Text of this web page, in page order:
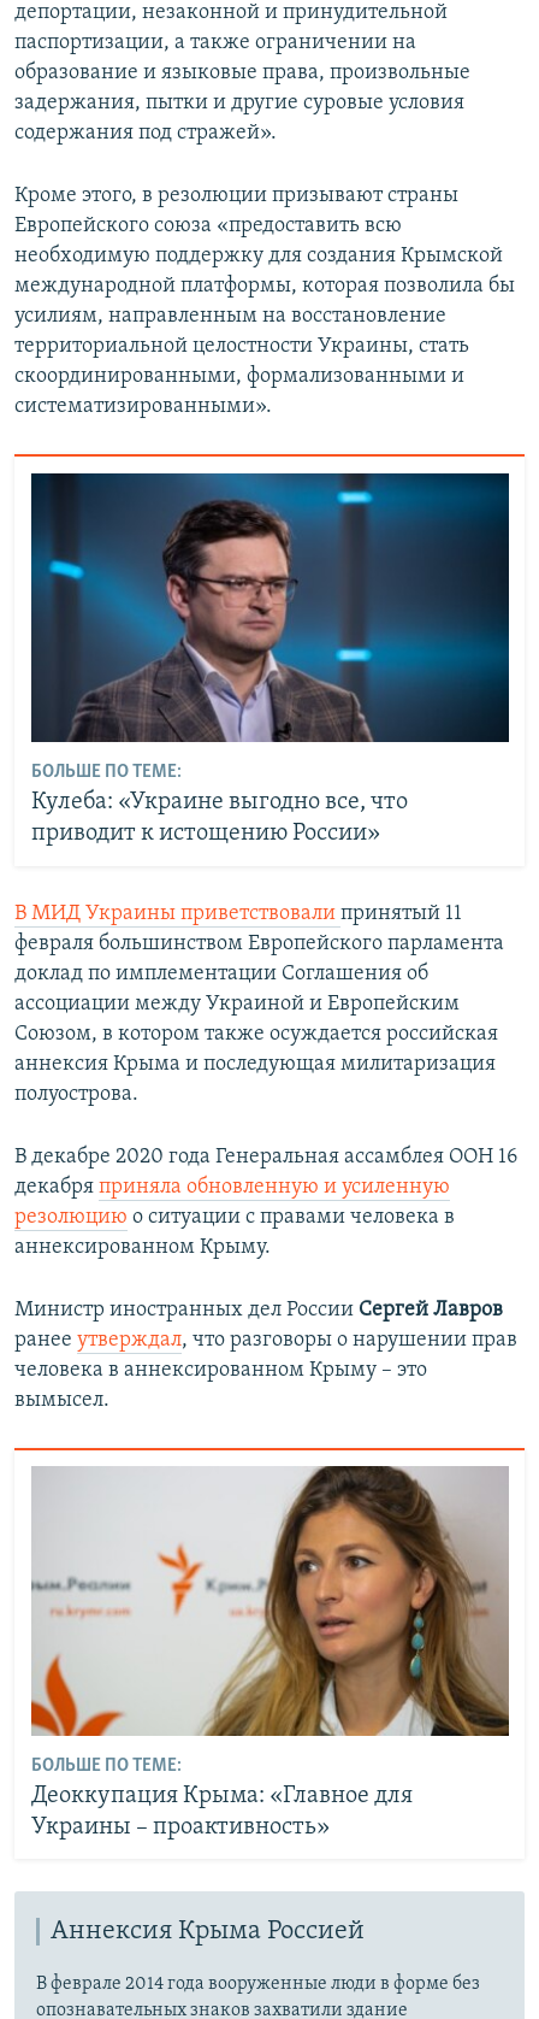
депортации, незаконной и принудительной
паспортизации, а также ограничении на
образование и языковые права, произвольные
задержания, пытки и другие суровые условия
содержания под стражей».
Кроме этого, в резолюции призывают страны
Европейского союза «предоставить всю
необходимую поддержку для создания Крымской
международной платформы, которая позволила бы
усилиям, направленным на восстановление
территориальной целостности Украины, стать
скоординированными, формализованными и
систематизированными».
БОЛЬШЕ ПО ТЕМЕ:
Кулеба: «Украине выгодно все, что
приводит к истощению России»
В МИД Украины приветствовали принятый 11
февраля большинством Европейского парламента
доклад по имплементации Соглашения об
ассоциации между Украиной и Европейским
Союзом, в котором также осуждается российская
аннексия Крыма и последующая милитаризация
полуострова.
В декабре 2020 года Генеральная ассамблея ООН 16
декабря приняла обновленную и усиленную
резолюцию о ситуации с правами человека в
аннексированном Крыму.
Министр иностранных дел России Сергей Лавров
ранее утверждал, что разговоры о нарушении прав
человека в аннексированном Крыму – это
вымысел.
БОЛЬШЕ ПО ТЕМЕ:
Деоккупация Крыма: «Главное для
Украины – проактивность»
Аннексия Крыма Россией
В феврале 2014 года вооруженные люди в форме без
опознавательных знаков захватили здание